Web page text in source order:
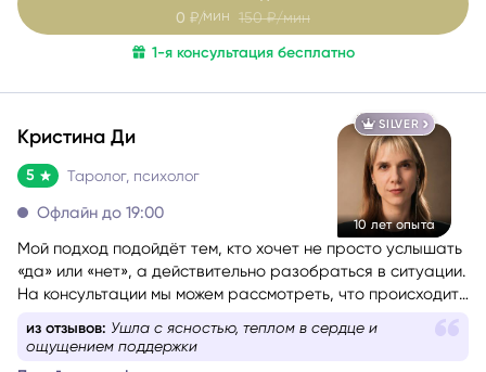
По видео
0 ₽/мин150 ₽/мин
SILVER
10 лет опыта
Кристина Ди
5 Таролог, психолог
Офлайн до 19:00
Мой подход подойдёт тем, кто хочет не просто услышать
«да» или «нет», а действительно разобраться в ситуации.
На консультации мы можем рассмотреть, что происходит
сейчас, какие скрытые факторы влияют на события,